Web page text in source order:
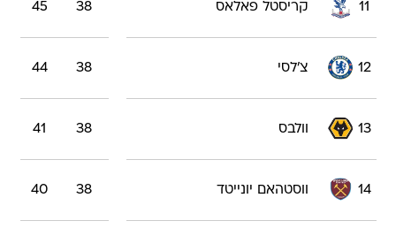
11 קריסטל פאלאס 38
45
12 צ'לסי 38
44
13 וולבס 38
41
14 ווסטהאם יונייטד 38
40